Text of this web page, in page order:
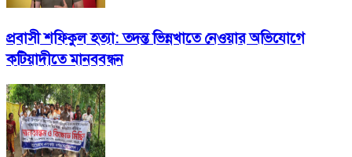
প্রবাসী শফিকুল হত্যা: তদন্ত ভিন্নখাতে নেওয়ার অভিযোগে
কটিয়াদীতে মানববন্ধন